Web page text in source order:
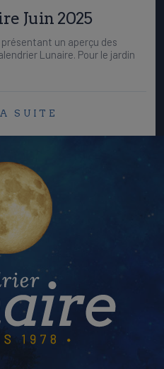
Juin 2025
un aperçu des
Lunaire. Pour le jardin
SUITE